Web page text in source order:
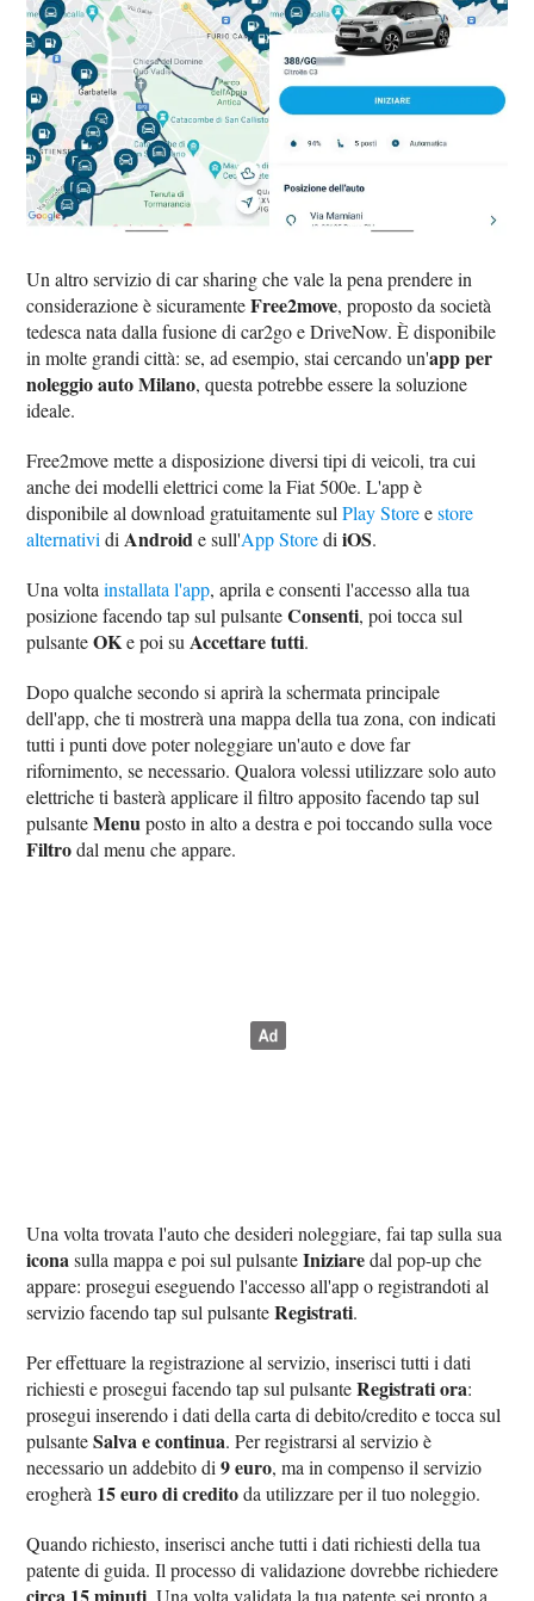
Un altro servizio di car sharing che vale la pena prendere in
considerazione è sicuramenteFree2move, proposto da società
tedesca nata dalla fusione di car2go e DriveNow. È disponibile
in molte grandi città: se, ad esempio, stai cercando un'app per
noleggio auto Milano, questa potrebbe essere la soluzione
ideale.
Free2move mette a disposizione diversi tipi di veicoli, tra cui
anche dei modelli elettrici come la Fiat 500e. L'app è
disponibile al download gratuitamente sulPlay Storeestore
alternatividiAndroide sull'App StorediiOS.
Una voltainstallata l'app, aprila e consenti l'accesso alla tua
posizione facendo tap sul pulsanteConsenti, poi tocca sul
pulsanteOKe poi suAccettare tutti.
Dopo qualche secondo si aprirà la schermata principale
dell'app, che ti mostrerà una mappa della tua zona, con indicati
tutti i punti dove poter noleggiare un'auto e dove far
rifornimento, se necessario. Qualora volessi utilizzare solo auto
elettriche ti basterà applicare il filtro apposito facendo tap sul
pulsanteMenuposto in alto a destra e poi toccando sulla voce
Filtrodal menu che appare.
Una volta trovata l'auto che desideri noleggiare, fai tap sulla sua
iconasulla mappa e poi sul pulsanteIniziaredal pop-up che
appare: prosegui eseguendo l'accesso all'app o registrandoti al
servizio facendo tap sul pulsanteRegistrati.
Per effettuare la registrazione al servizio, inserisci tutti i dati
richiesti e prosegui facendo tap sul pulsanteRegistrati ora:
prosegui inserendo i dati della carta di debito/credito e tocca sul
pulsanteSalva e continua. Per registrarsi al servizio è
necessario un addebito di9 euro, ma in compenso il servizio
erogherà 15 euro di creditoda utilizzare per il tuo noleggio.
Quando richiesto, inserisci anche tutti i dati richiesti della tua
patente di guida. Il processo di validazione dovrebbe richiedere
. Una volta validata la tua patente sei pronto a